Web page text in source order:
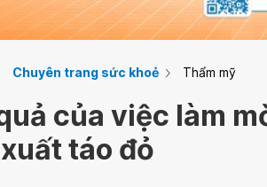
Chuyên trang sức khoẻ Thẩm mỹ
của việc làm
táo đỏ